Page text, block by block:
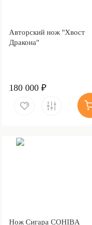
Авторский нож "Хвост
Дракона"
180 000 ₽
Нож Сигара COHIBA